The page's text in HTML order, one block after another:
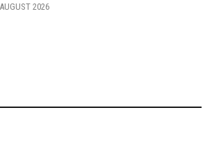
2026